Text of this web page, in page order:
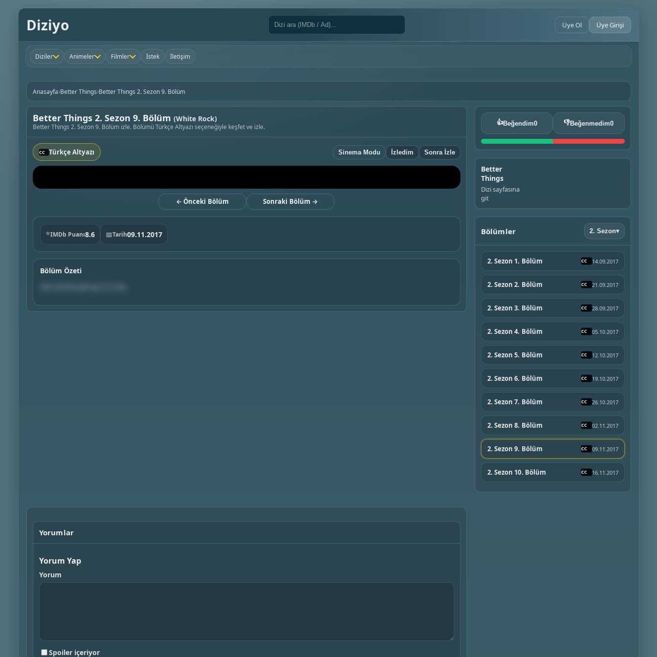
Diziyo Üye Ol Üye Girişi
Diziler Animeler Filmler İstek İletişim
Anasayfa›Better Things›Better Things 2. Sezon 9. Bölüm
Better Things 2. Sezon 9. Bölüm (White Rock)
Better Things 2. Sezon 9. Bölüm izle. Bölümü Türkçe Altyazı seçeneğiyle keşfet ve izle.
Türkçe Altyazı Sinema Modu İzledim Sonra İzle
← Önceki Bölüm Sonraki Bölüm →
⭐IMDb Puanı8.6 📅Tarih09.11.2017
Bölüm Özeti
👍Beğendim0 👎Beğenmedim0
Better
Things
Dizi sayfasına
git
Bölümler 2. Sezon▾
2. Sezon 1. Bölüm 14.09.2017
2. Sezon 2. Bölüm 21.09.2017
2. Sezon 3. Bölüm 28.09.2017
2. Sezon 4. Bölüm 05.10.2017
2. Sezon 5. Bölüm 12.10.2017
2. Sezon 6. Bölüm 19.10.2017
2. Sezon 7. Bölüm 26.10.2017
2. Sezon 8. Bölüm 02.11.2017
2. Sezon 9. Bölüm 09.11.2017
2. Sezon 10. Bölüm 16.11.2017
Yorumlar
Yorum Yap
Yorum
Spoiler içeriyor